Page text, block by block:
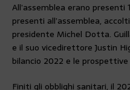
All’assemblea erano
presenti all’assemblea,
presidente Michel Dotta.
e il suo vicedirettore Justin
bilancio 2022 e le prospettive
Finiti gli obblighi sanitari, il